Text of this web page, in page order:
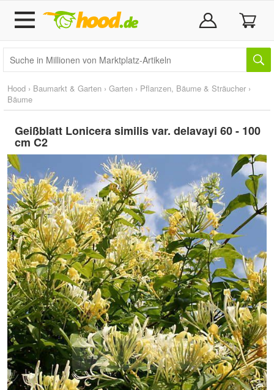
Hood › Baumarkt & Garten › Garten › Pflanzen, Bäume & Sträucher ›
Bäume
Geißblatt Lonicera similis var. delavayi 60 - 100
cm C2
Doppelt antippen zum
vergrößern